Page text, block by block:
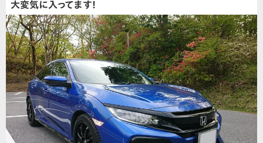
大変気に入ってます！